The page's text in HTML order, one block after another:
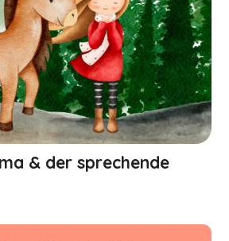
& der sprechende